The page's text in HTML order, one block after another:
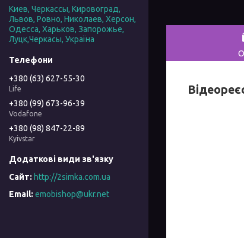
Киев, Черкассы, Кировоград,
Львов, Ровно, Николаев, Херсон,
Одесса, Харьков, Запорожье,
Луцк,Черкасы, Україна
+380 (63) 627-55-30
Life
+380 (99) 673-96-39
Vodafone
+380 (98) 847-22-89
Kyivstar
http://2simka.com.ua
emobishop@ukr.net